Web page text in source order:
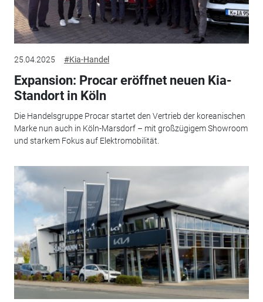
25.04.2025 #Kia-Handel
Expansion: Procar eröffnet neuen Kia-
Standort in Köln
Die Handelsgruppe Procar startet den Vertrieb der koreanischen
Marke nun auch in Köln-Marsdorf – mit großzügigem Showroom
und starkem Fokus auf Elektromobilität.